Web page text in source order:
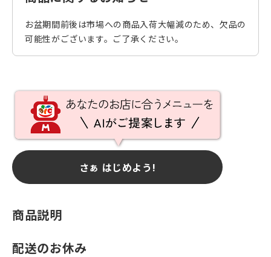
お盆期間前後は市場への商品入荷大幅減のため、欠品の
可能性がございます。ご了承ください。
さぁ はじめよう!
商品説明
配送のお休み